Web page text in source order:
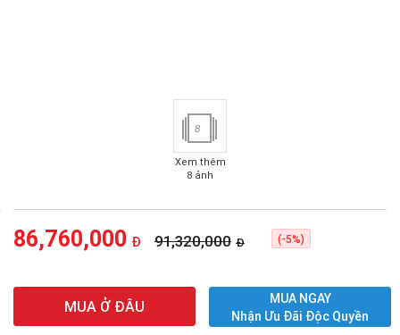
8
Xem thêm
8 ảnh
86,760,000 Đ 91,320,000 Đ (-5%)
MUA Ở ĐÂU
MUA NGAY
Nhận Ưu Đãi Độc Quyền